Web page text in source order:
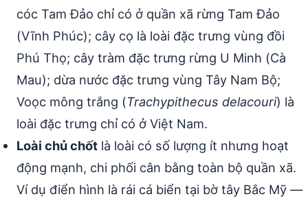
cóc Tam Đảo chỉ có ở quần xã rừng Tam Đảo
(Vĩnh Phúc); cây cọ là loài đặc trưng vùng đồi
Phú Thọ; cây tràm đặc trưng rừng U Minh (Cà
Mau); dừa nước đặc trưng vùng Tây Nam Bộ;
Voọc mông trắng (Trachypithecus delacouri) là
loài đặc trưng chỉ có ở Việt Nam.
Loài chủ chốt là loài có số lượng ít nhưng hoạt
động mạnh, chi phối cân bằng toàn bộ quần xã.
Ví dụ điển hình là rái cá biển tại bờ tây Bắc Mỹ —